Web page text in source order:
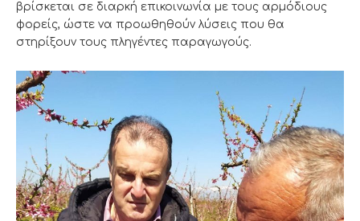
βρίσκεται σε διαρκή επικοινωνία με τους αρμόδιους
φορείς, ώστε να προωθηθούν λύσεις που θα
στηρίξουν τους πληγέντες παραγωγούς.